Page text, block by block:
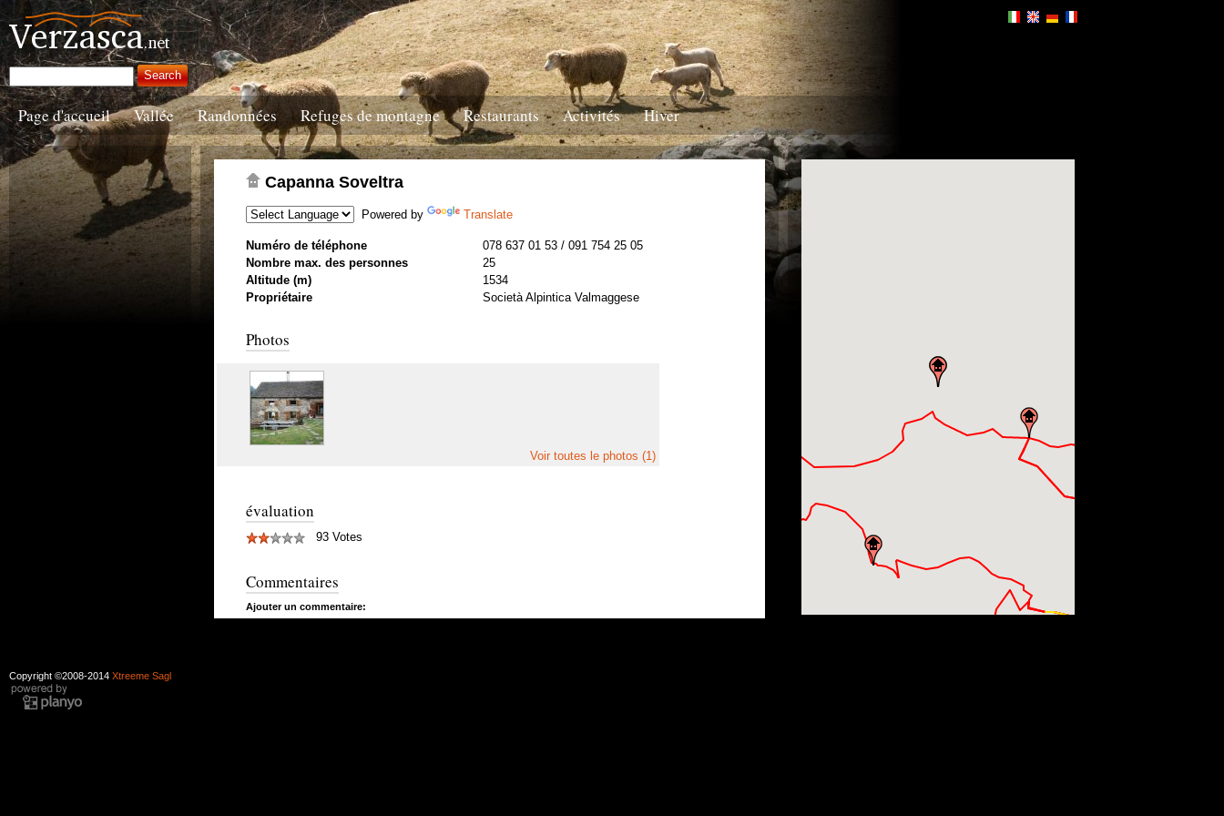
Page d'accueil Vallée Randonnées Refuges de montagne Restaurants Activités Hiver
Capanna Soveltra
Powered by Translate
Numéro de téléphone
078 637 01 53 / 091 754 25 05
Nombre max. des personnes
25
Altitude (m)
1534
Propriétaire
Società Alpintica Valmaggese
Photos
Voir toutes le photos (1)
évaluation
93 Votes
Commentaires
Ajouter un commentaire:
Copyright ©2008-2014 Xtreeme Sagl